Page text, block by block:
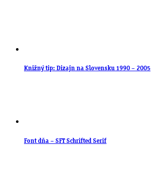
Knižný tip: Dizajn na Slovensku 1990 – 2005
Font dňa – SFT Schrifted Serif